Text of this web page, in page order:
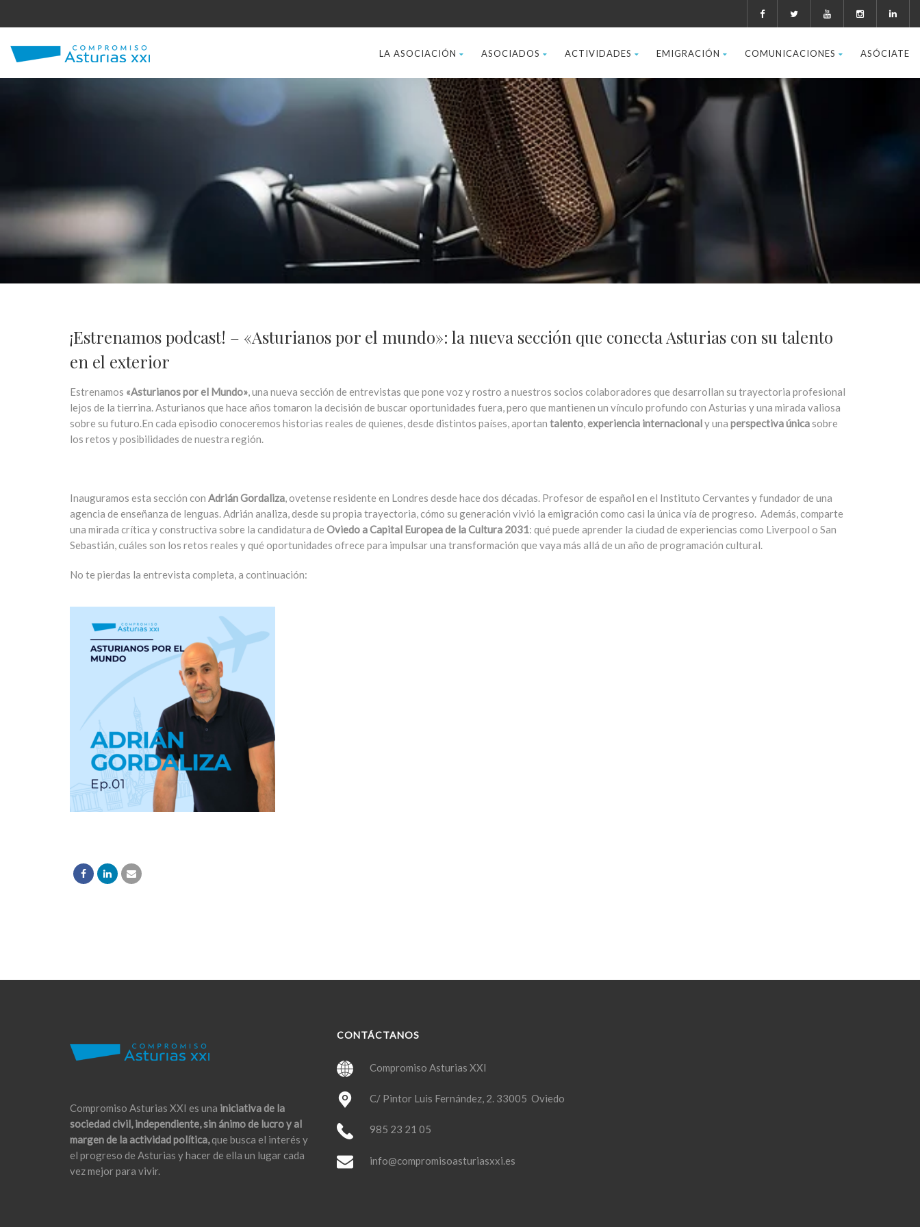
LA ASOCIACIÓN ASOCIADOS ACTIVIDADES EMIGRACIÓN COMUNICACIONES ASÓCIATE
¡Estrenamos podcast! – «Asturianos por el mundo»: la nueva sección que conecta Asturias con su talento
en el exterior
Estrenamos «Asturianos por el Mundo», una nueva sección de entrevistas que pone voz y rostro a nuestros socios colaboradores que desarrollan su trayectoria profesional
lejos de la tierrina. Asturianos que hace años tomaron la decisión de buscar oportunidades fuera, pero que mantienen un vínculo profundo con Asturias y una mirada valiosa
sobre su futuro.En cada episodio conoceremos historias reales de quienes, desde distintos países, aportan talento,experiencia internacionaly una perspectiva únicasobre
los retos y posibilidades de nuestra región.
Inauguramos esta sección con Adrián Gordaliza, ovetense residente en Londres desde hace dos décadas. Profesor de español en el Instituto Cervantes y fundador de una
agencia de enseñanza de lenguas. Adrián analiza, desde su propia trayectoria, cómo su generación vivió la emigración como casi la única vía de progreso. Además, comparte
una mirada crítica y constructiva sobre la candidatura de Oviedo a Capital Europea de la Cultura 2031: qué puede aprender la ciudad de experiencias como Liverpool o San
Sebastián, cuáles son los retos reales y qué oportunidades ofrece para impulsar una transformación que vaya más allá de un año de programación cultural.
No te pierdas la entrevista completa, a continuación:
Compromiso Asturias XXI es una iniciativa de la
sociedad civil, independiente, sin ánimo de lucro y al
margen de la actividad política,que busca el interés y
el progreso de Asturias y hacer de ella un lugar cada
vez mejor para vivir.
CONTÁCTANOS
Compromiso Asturias XXI
C/ Pintor Luis Fernández, 2. 33005 Oviedo
985 23 21 05
info@compromisoasturiasxxi.es